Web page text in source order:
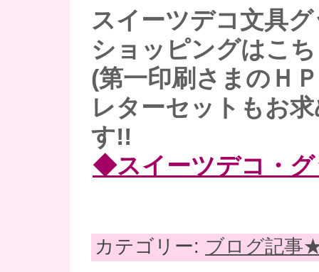
スイーツデコ文具
ショッピングはこ
(第一印刷さまのＨ
レターセットもお
す!!
◆スイーツデコ・
カテゴリー: ブログ記事